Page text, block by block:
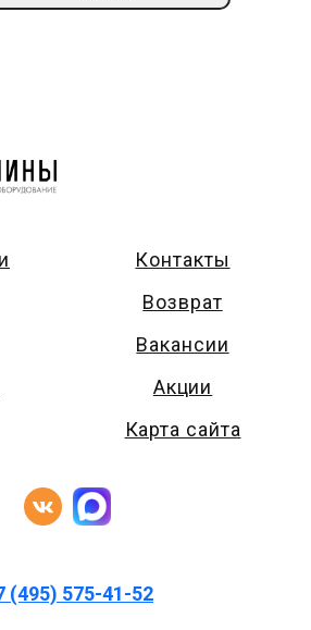
Контакты
Возврат
Вакансии
Акции
Карта сайта
(495) 575-41-52